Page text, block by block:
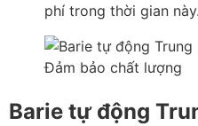
phí trong thời gian này.
Đảm bảo chất lượng
Barie tự động